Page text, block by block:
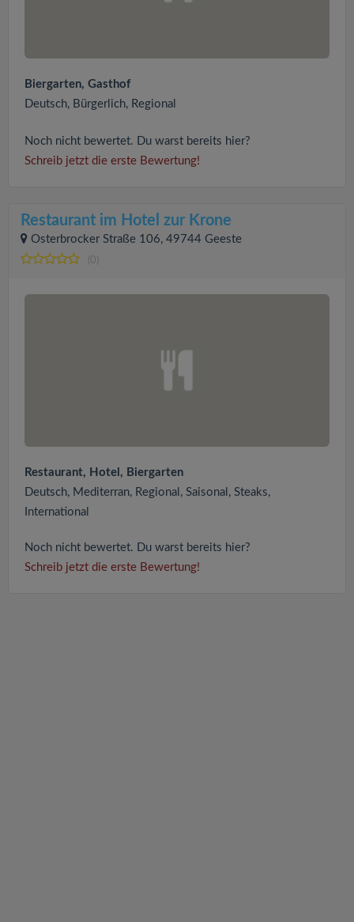
Biergarten, Gasthof
Deutsch, Bürgerlich, Regional
Noch nicht bewertet. Du warst bereits hier?
Schreib jetzt die erste Bewertung!
Restaurant im Hotel zur Krone
Osterbrocker Straße 106, 49744 Geeste
(0)
Restaurant, Hotel, Biergarten
Deutsch, Mediterran, Regional, Saisonal, Steaks,
International
Noch nicht bewertet. Du warst bereits hier?
Schreib jetzt die erste Bewertung!